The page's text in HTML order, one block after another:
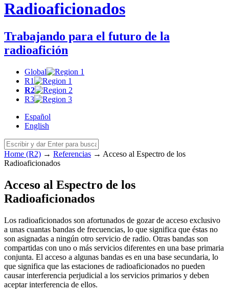
Radioaficionados
Trabajando para el futuro de la
radioafición
Global
R1
R2
R3
Español
English
Home (R2) → Referencias → Acceso al Espectro de los
Radioaficionados
Acceso al Espectro de los
Radioaficionados
Los radioaficionados son afortunados de gozar de acceso exclusivo
a unas cuantas bandas de frecuencias, lo que significa que éstas no
son asignadas a ningún otro servicio de radio. Otras bandas son
compartidas con uno o más servicios diferentes en una base primaria
conjunta. El acceso a algunas bandas es en una base secundaria, lo
que significa que las estaciones de radioaficionados no pueden
causar interferencia perjudicial a los servicios primarios y deben
aceptar interferencia de ellos.